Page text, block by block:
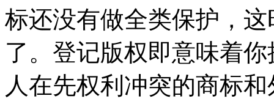
标还没有做全类保护，
了。登记版权即意味着
人在先权利冲突的商标